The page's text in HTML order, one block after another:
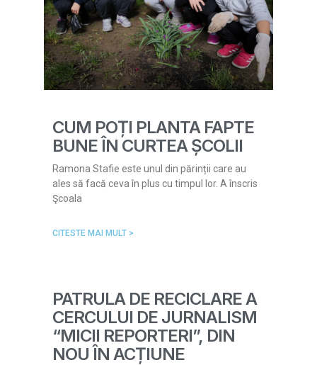
CUM POȚI PLANTA FAPTE
BUNE ÎN CURTEA ȘCOLII
Ramona Stafie este unul din părinții care au
ales să facă ceva în plus cu timpul lor. A înscris
Şcoala
CITESTE MAI MULT >
PATRULA DE RECICLARE A
CERCULUI DE JURNALISM
“MICII REPORTERI”, DIN
NOU ÎN ACȚIUNE